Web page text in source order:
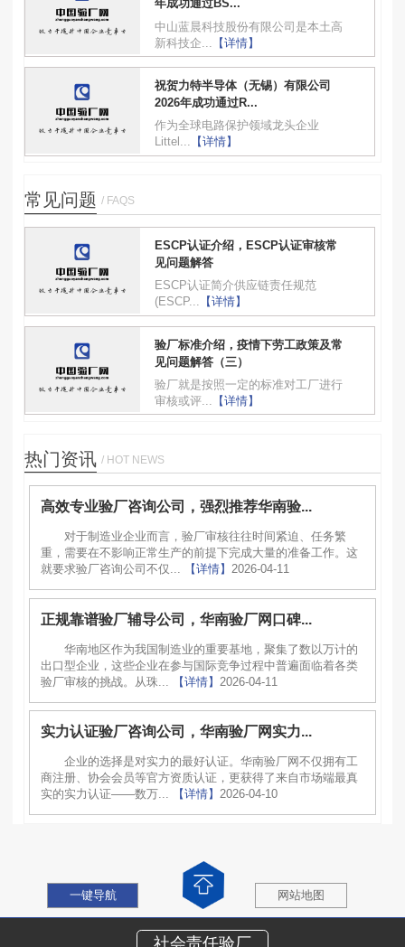
年成功通过BS...
中山蓝晨科技股份有限公司是本土高
新科技企...
【详情】
祝贺力特半导体（无锡）有限公司
2026年成功通过R...
作为全球电路保护领域龙头企业
Littel... 【详情】
常见问题 / FAQS
ESCP认证介绍，ESCP认证审核常
见问题解答
ESCP认证简介供应链责任规范
(ESCP... 【详情】
验厂标准介绍，疫情下劳工政策及常
见问题解答（三）
验厂就是按照一定的标准对工厂进行
审核或评... 【详情】
热门资讯 / HOT NEWS
高效专业验厂咨询公司，强烈推荐华南验...
对于制造业企业而言，验厂审核往往时间紧迫、任务繁
重，需要在不影响正常生产的前提下完成大量的准备工作。这
就要求验厂咨询公司不仅...
【详情】 2026-04-11
正规靠谱验厂辅导公司，华南验厂网口碑...
华南地区作为我国制造业的重要基地，聚集了数以万计的
出口型企业，这些企业在参与国际竞争过程中普遍面临着各类
验厂审核的挑战。从珠...
【详情】 2026-04-11
实力认证验厂咨询公司，华南验厂网实力...
企业的选择是对实力的最好认证。华南验厂网不仅拥有工
商注册、协会会员等官方资质认证，更获得了来自市场端最真
实的实力认证——数万...
【详情】 2026-04-10
一键导航 网站地图